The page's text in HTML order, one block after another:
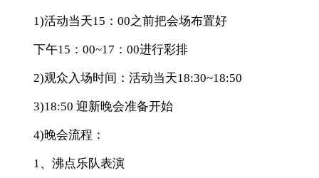
1)活动当天15：00之前把会场布置好
下午15：00~17：00进行彩排
2)观众入场时间：活动当天18:30~18:50
3)18:50 迎新晚会准备开始
4)晚会流程：
1、沸点乐队表演